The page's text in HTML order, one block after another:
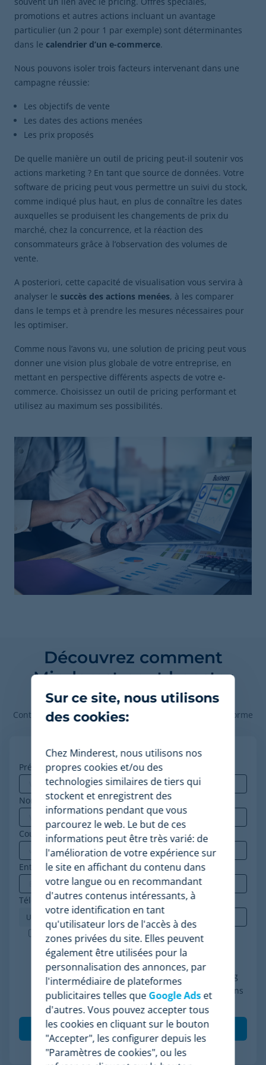
promotions et autres actions incluant un avantage
particulier (un 2 pour 1 par exemple) sont déterminantes
dans le calendrier d’un e-commerce.
Nous pouvons isoler trois facteurs intervenant dans une
campagne réussie:
Les objectifs de vente
Les dates des actions menées
Les prix proposés
De quelle manière un outil de pricing peut-il soutenir vos
actions marketing ? En tant que source de données. Votre
software de pricing peut vous permettre un suivi du stock,
comme indiqué plus haut, en plus de connaître les dates
auxquelles se produisent les changements de prix du
marché, chez la concurrence, et la réaction des
consommateurs grâce à l’observation des volumes de
vente.
A posteriori, cette capacité de visualisation vous servira à
analyser le succès des actions menées, à les comparer
dans le temps et à prendre les mesures nécessaires pour
les optimiser.
Comme nous l’avons vu, une solution de pricing peut vous
donner une vision plus globale de votre entreprise, en
mettant en perspective différents aspects de votre e-
commerce. Choisissez un outil de pricing performant et
utilisez au maximum ses possibilités.
Découvrez comment
Minderest peut booster
votre commerce.
Contactez nos experts en tarification pour voir la plateforme
Prénom*
Nom
Courriel professionnel
Entreprise*
Téléphone*
Minderest est une entreprise certifiée ISO-27001.
J'accepte le traitement de mes données
conformément à la politique de confidentialité, je
consens à recevoir des communications marketing
de Minderest et je comprends que mes interactions
(ouvertures et clics) seront mesurées pour per
Sur ce site, nous utilisons
des cookies:
Chez Minderest, nous utilisons nos
propres cookies et/ou des
technologies similaires de tiers qui
stockent et enregistrent des
informations pendant que vous
parcourez le web. Le but de ces
informations peut être très varié: de
l'amélioration de votre expérience sur
le site en affichant du contenu dans
votre langue ou en recommandant
d'autres contenus intéressants, à
votre identification en tant
qu'utilisateur lors de l'accès à des
zones privées du site. Elles peuvent
également être utilisées pour la
personnalisation des annonces, par
l'intermédiaire de plateformes
publicitaires telles que Google Adset
d'autres. Vous pouvez accepter tous
les cookies en cliquant sur le bouton
"Accepter", les configurer depuis les
"Paramètres de cookies", ou les